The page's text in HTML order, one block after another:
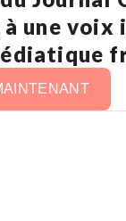
une voix